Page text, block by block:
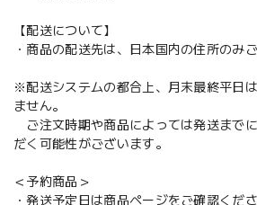
【配送について】
・商品の配送先は、日本国内の住所のみ
※配送システムの都合上、月末最終平日
ません。
ご注文時期や商品によっては発送まで
だく可能性がございます。
＜予約商品＞
・発送予定日は商品ページをご確認くださ